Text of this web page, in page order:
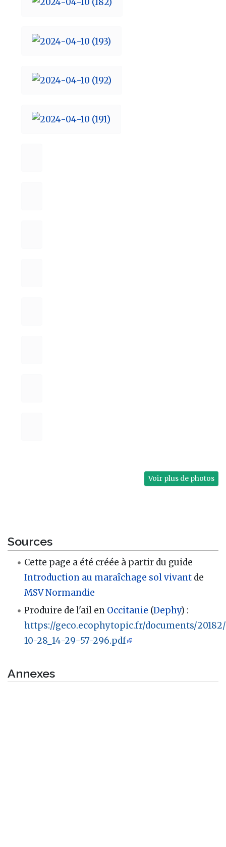
Voir plus de photos
Sources
Cette page a été créée à partir du guide
Introduction au maraîchage sol vivant de
MSV Normandie
Produire de l'ail en Occitanie (Dephy) :
https://geco.ecophytopic.fr/documents/
10-28_14-29-57-296.pdf
Annexes